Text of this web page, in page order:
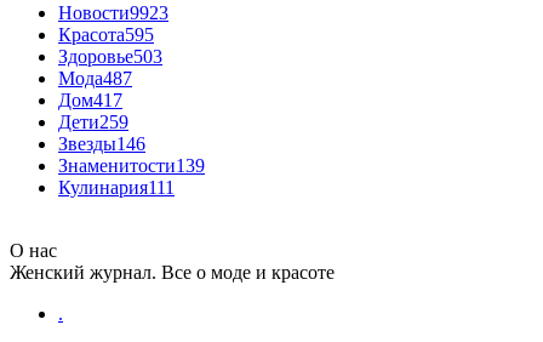
Новости9923
Красота595
Здоровье503
Мода487
Дом417
Дети259
Звезды146
Знаменитости139
Кулинария111
О нас
Женский журнал. Все о моде и красоте
.